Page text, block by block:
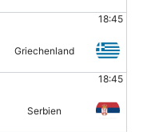
18:45
Griechenland
18:45
Serbien